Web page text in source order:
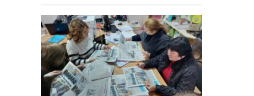
13:52
06 лип
Бахмутяни у Полтаві
побували на концерті
«Натхненні літом»
13:46
06 лип
Частині ВПО можуть
призупинити виплати: що
варто зробити
переселенцям